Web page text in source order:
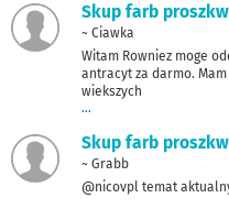
Skup farb
~ Ciawka
Witam Rowniez moge
antracyt za darmo.
wiekszych
...
Skup farb
~ Grabb
@nicovpl temat